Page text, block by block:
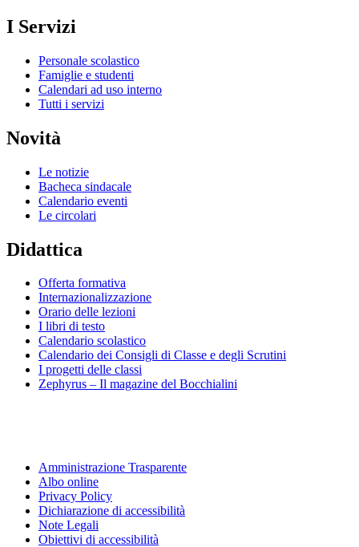
I Servizi
Personale scolastico
Famiglie e studenti
Calendari ad uso interno
Tutti i servizi
Novità
Le notizie
Bacheca sindacale
Calendario eventi
Le circolari
Didattica
Offerta formativa
Internazionalizzazione
Orario delle lezioni
I libri di testo
Calendario scolastico
Calendario dei Consigli di Classe e degli Scrutini
I progetti delle classi
Zephyrus – Il magazine del Bocchialini
Amministrazione Trasparente
Albo online
Privacy Policy
Dichiarazione di accessibilità
Note Legali
Obiettivi di accessibilità